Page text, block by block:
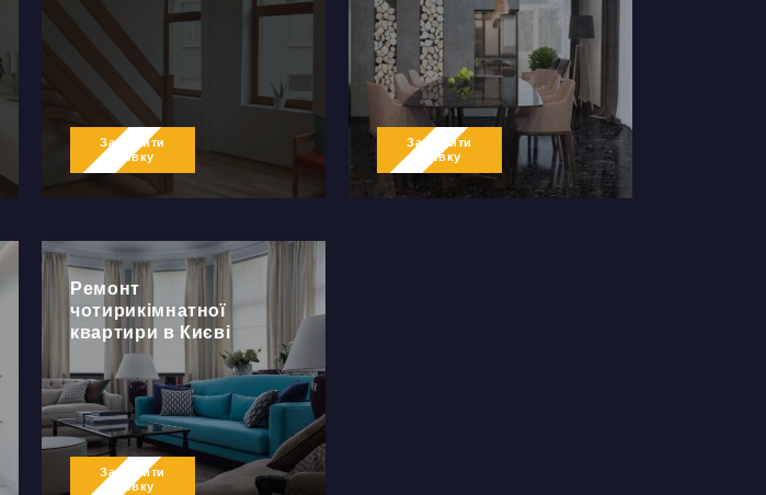
Залишити
заявку
Залишити
заявку
Ремонт
чотирикімнатної
квартири в Києві
Залишити
заявку